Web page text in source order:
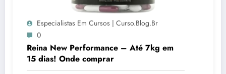
Especialistas Em Cursos | Curso.blog.br
0
Reina New Performance – Até 7kg em
15 dias! Onde comprar